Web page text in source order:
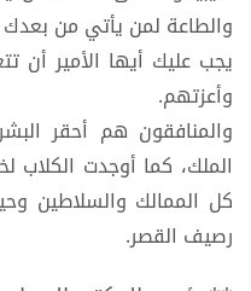
والطاعة لمن يأتي من
يجب عليك أيها الأمير أن
وأعزتهم.
والمنافقون هم أحقر
الملك، كما أوجدت
كل الممالك والسلاطين
رصيف القصر.